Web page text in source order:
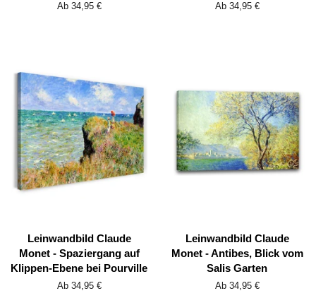
Ab 34,95 € Ab 34,95 €
Leinwandbild Claude
Monet - Spaziergang auf
Klippen-Ebene bei Pourville
Ab 34,95 €
Leinwandbild Claude
Monet - Antibes, Blick vom
Salis Garten
Ab 34,95 €